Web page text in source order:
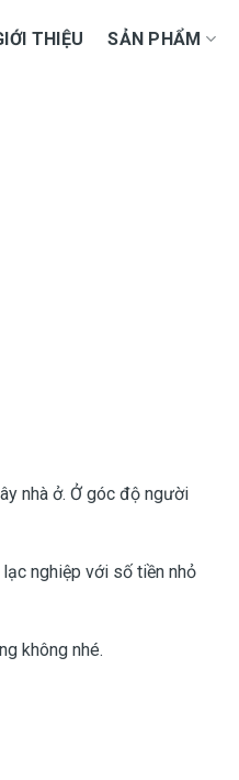
THIỆU SẢN PHẨM
nhà ở. Ở góc độ người
nghiệp với số tiền nhỏ
không nhé.